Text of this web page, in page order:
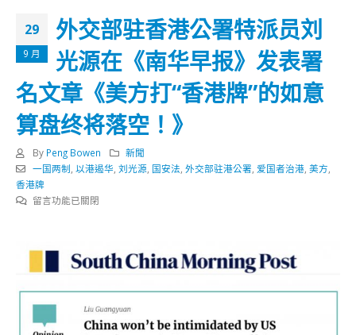
29
9 月
外交部驻香港公署特派员刘
光源在《南华早报》发表署
名文章《美方打“香港牌”的如意
算盘终将落空！》
By Peng Bowen
新聞
一国两制, 以港遏华, 刘光源, 国安法, 外交部驻港公署, 爱国者治港, 美方,
香港牌
在
部
港
署
留言功能已關閉